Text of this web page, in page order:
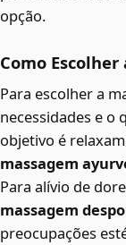
opção.
Como
Para escolher a
necessidades e o
objetivo é
massagem
Para alívio de
massagem
preocupações